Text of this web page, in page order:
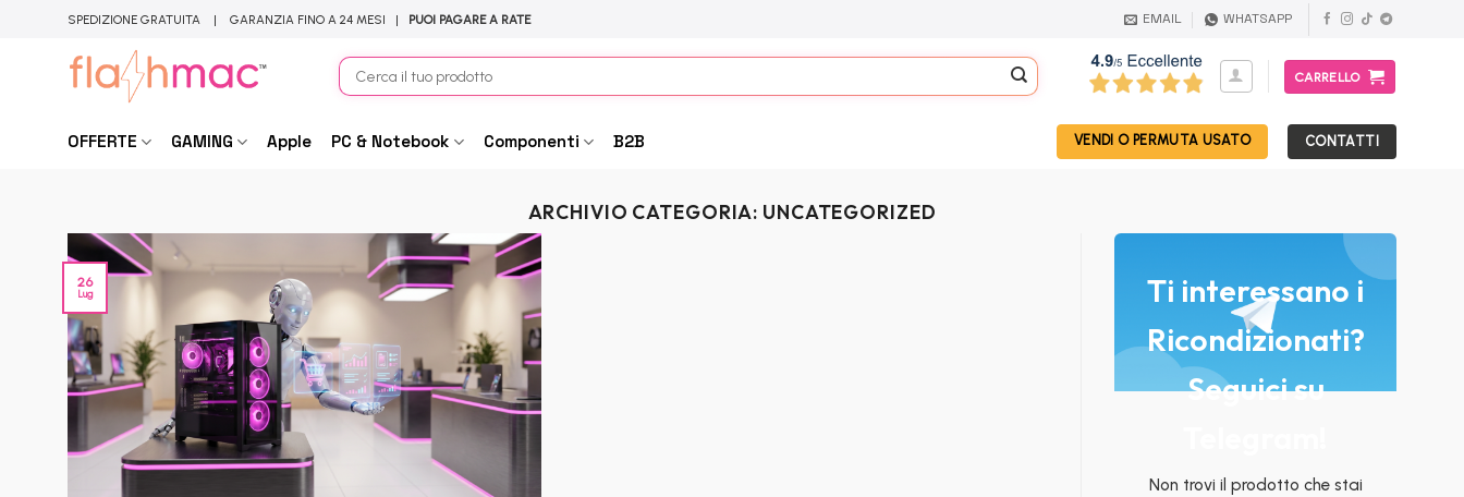
SPEDIZIONE GRATUITA | GARANZIA FINO A 24 MESI | PUOI PAGARE A RATE EMAIL WHATSAPP
Cerca:
CARRELLO
OFFERTE GAMING Apple PC & Notebook Componenti B2B VENDI O PERMUTA USATO CONTATTI
ARCHIVIO CATEGORIA: UNCATEGORIZED
26
Lug
Ti interessano i
Ricondizionati?
Seguici su
Non trovi il prodotto che stai